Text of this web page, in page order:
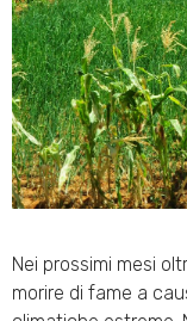
Nei prossimi mesi
morire di fame a